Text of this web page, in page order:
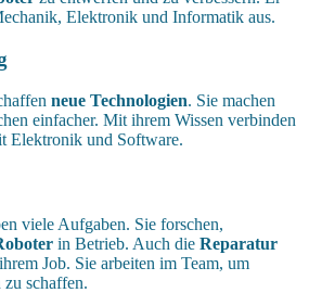
Elektronik und Informatik aus.
neue Technologien. Sie machen
einfacher. Mit ihrem Wissen verbinden
Elektronik und Software.
viele Aufgaben. Sie forschen,
in Betrieb. Auch die Reparatur
Job. Sie arbeiten im Team, um
schaffen.